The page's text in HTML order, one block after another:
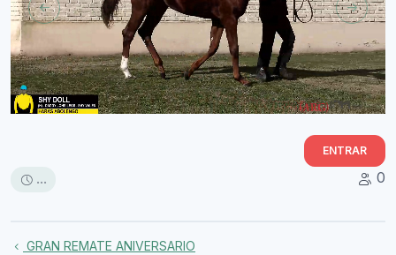
ENTRAR
... 0
GRAN REMATE ANIVERSARIO